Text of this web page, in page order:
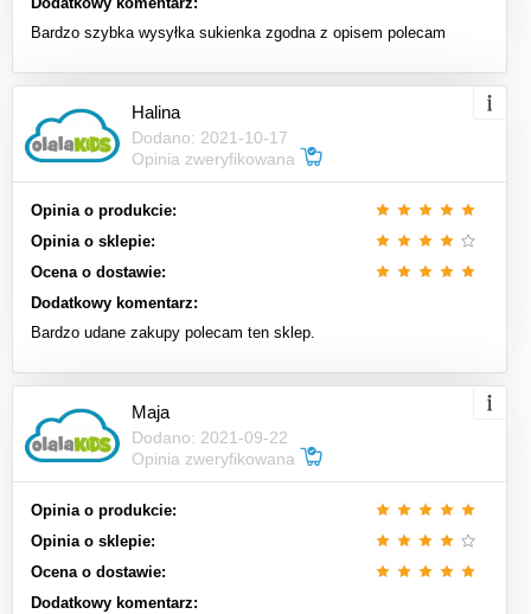
Bardzo szybka wysyłka sukienka zgodna z opisem polecam
Halina
Dodano: 2021-10-17
Opinia zweryfikowana
Opinia o produkcie:
Opinia o sklepie:
Ocena o dostawie:
Dodatkowy komentarz:
Bardzo udane zakupy polecam ten sklep.
Maja
Dodano: 2021-09-22
Opinia zweryfikowana
Opinia o produkcie:
Opinia o sklepie:
Ocena o dostawie:
Dodatkowy komentarz: